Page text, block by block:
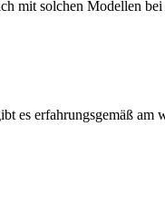
mit solchen Modellen
es erfahrungsgemäß am